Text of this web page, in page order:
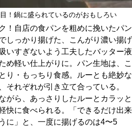
！鍋に盛られているのがおもしろい
！自店の食パンを粗めに挽いたパン
しっかり揚げた、こんがり濃い揚げ
いすぎないよう工夫したバッター液
め軽い仕上がりに。パン生地は、こ
り・もっちり食感。ルーとも絶妙な
それぞれが引き立て合っている。
がら、あっさりしたルーとカラッと
快に食べられる。「できるだけ出来
に」と、一度に揚げるのは4〜5